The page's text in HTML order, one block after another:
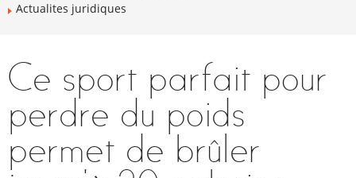
Actualites juridiques
Ce sport parfait pour
perdre du poids
permet de brûler